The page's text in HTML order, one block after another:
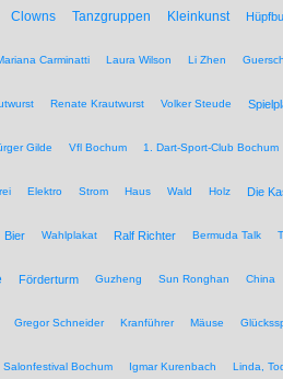
Clowns Tanzgruppen Kleinkunst
Carminatti Laura Wilson Li Zhen
Renate Krautwurst Volker Steude
Gilde Vfl Bochum 1. Dart-Sport-Club Bochum
Elektro Strom Haus Wald Holz Die
Bier Wahlplakat Ralf Richter Bermuda Talk
Förderturm Guzheng Sun Ronghan China
Gregor Schneider Kranführer Mäuse
Salonfestival Bochum Igmar Kurenbach Linda,